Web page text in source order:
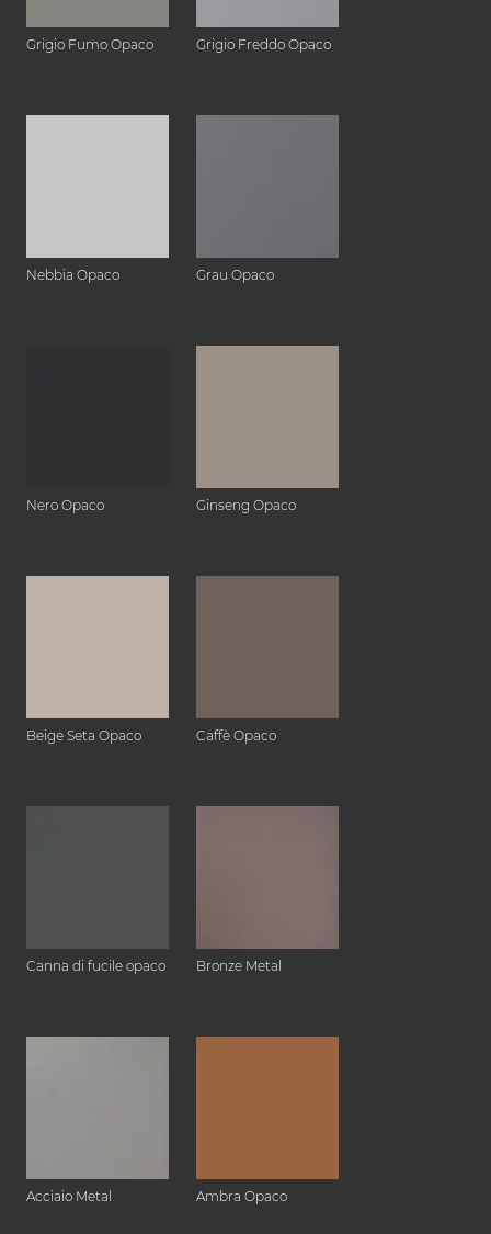
Grigio Fumo Opaco Grigio Freddo Opaco
Nebbia Opaco Grau Opaco
Nero Opaco Ginseng Opaco
Beige Seta Opaco Caffè Opaco
Canna di fucile opaco Bronze Metal
Acciaio Metal Ambra Opaco